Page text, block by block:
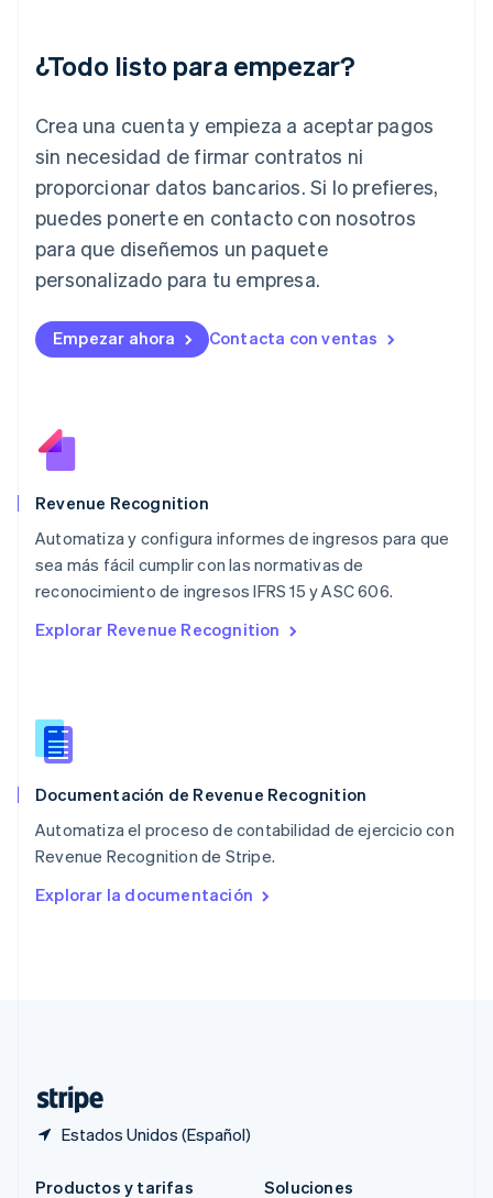
¿Todo listo para empezar?
Crea una cuenta y empieza a aceptar pagos
sin necesidad de firmar contratos ni
proporcionar datos bancarios. Si lo prefieres,
puedes ponerte en contacto con nosotros
para que diseñemos un paquete
personalizado para tu empresa.
Empezar ahora Contacta con ventas
Revenue Recognition
Automatiza y configura informes de ingresos para que
sea más fácil cumplir con las normativas de
reconocimiento de ingresos IFRS 15 y ASC 606.
Explorar Revenue Recognition
Documentación de Revenue Recognition
Automatiza el proceso de contabilidad de ejercicio con
Revenue Recognition de Stripe.
Explorar la documentación
Estados Unidos (Español)
Irlanda
Italia
English
Japón
日本語English
Letonia
Liechtenstein
DeutschEnglish
English
Luxemburgo
Malta
México
EspañolEnglish
English
Nueva Zelandia
English
NederlandsEnglish
Português
RAE de Hong Kong, China
Reino Unido
República Checa
English
English
Productos y tarifas Soluciones